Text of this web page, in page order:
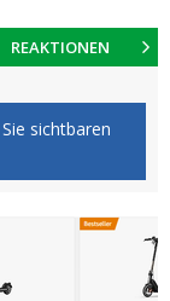
REAKTIONEN
sichtbaren